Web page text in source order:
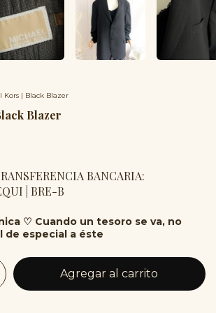
Kors | Black Blazer
Blazer
BANCARIA:
| BRE-B
♡ Cuando un tesoro se va, no
de especial a éste